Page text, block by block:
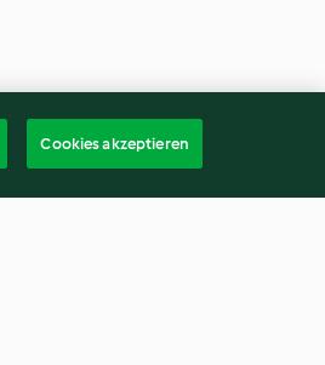
Cookies akzeptieren